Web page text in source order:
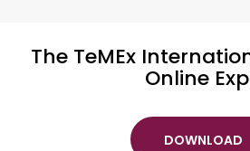
The TeMEx
Online
DOWNLOAD